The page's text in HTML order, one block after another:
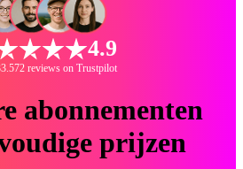
4.9
reviews on Trustpilot
abonnementen
prijzen